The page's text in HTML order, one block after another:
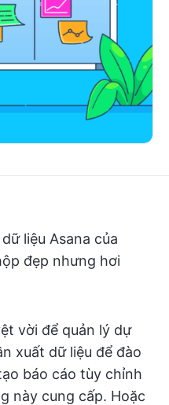
liệu Asana của
đẹp nhưng hơi
vời để quản lý dự
xuất dữ liệu để đào
báo cáo tùy chỉnh
này cung cấp. Hoặc